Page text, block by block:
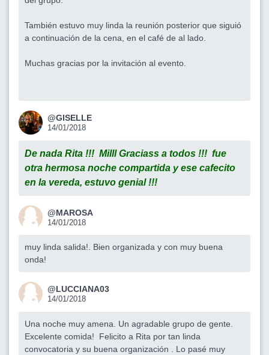
También estuvo muy linda la reunión posterior que siguió
a continuación de la cena, en el café de al lado.
Muchas gracias por la invitación al evento.
@GISELLE
14/01/2018
De nada Rita !!! Milll Graciass a todos !!! fue
otra hermosa noche compartida y ese cafecito
en la vereda, estuvo genial !!!
@MAROSA
14/01/2018
muy linda salida!. Bien organizada y con muy buena
onda!
@LUCCIANA03
14/01/2018
Una noche muy amena. Un agradable grupo de gente.
Excelente comida! Felicito a Rita por tan linda
convocatoria y su buena organización . Lo pasé muy